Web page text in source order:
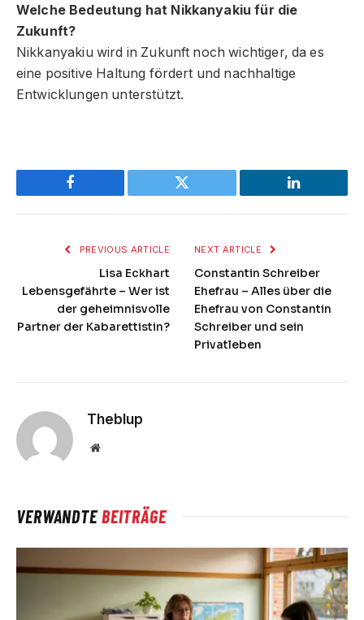
Welche Bedeutung hat Nikkanyakiu für die
Zukunft?
Nikkanyakiu wird in Zukunft noch wichtiger, da es
eine positive Haltung fördert und nachhaltige
Entwicklungen unterstützt.
Facebook Twitter LinkedIn
PREVIOUS ARTICLE
Lisa Eckhart
Lebensgefährte – Wer ist
der geheimnisvolle
Partner der Kabarettistin?
NEXT ARTICLE
Constantin Schreiber
Ehefrau – Alles über die
Ehefrau von Constantin
Schreiber und sein
Privatleben
Theblup
Website
VERWANDTEBEITRÄGE